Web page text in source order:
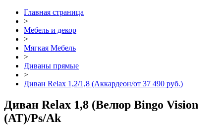
Главная страница
>
Мебель и декор
>
Мягкая Мебель
>
Диваны прямые
>
Диван Relax 1,2/1,8 (Аккардеон/от 37 490 руб.)
Диван Relax 1,8 (Велюр Bingo Vision
(AT)/Ps/Ak